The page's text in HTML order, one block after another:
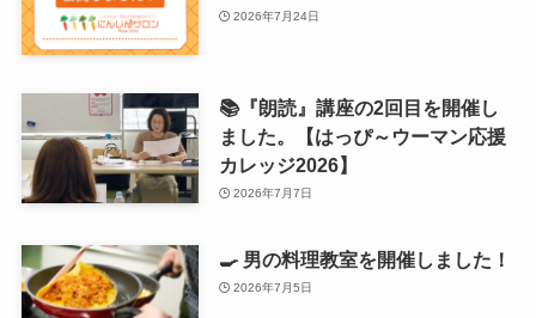
2026年7月24日
📚『朗読』講座の2回目を開催し
ました。【はっぴ～ウーマン応援
カレッジ2026】
2026年7月7日
🍳 男の料理教室を開催しました！
2026年7月5日